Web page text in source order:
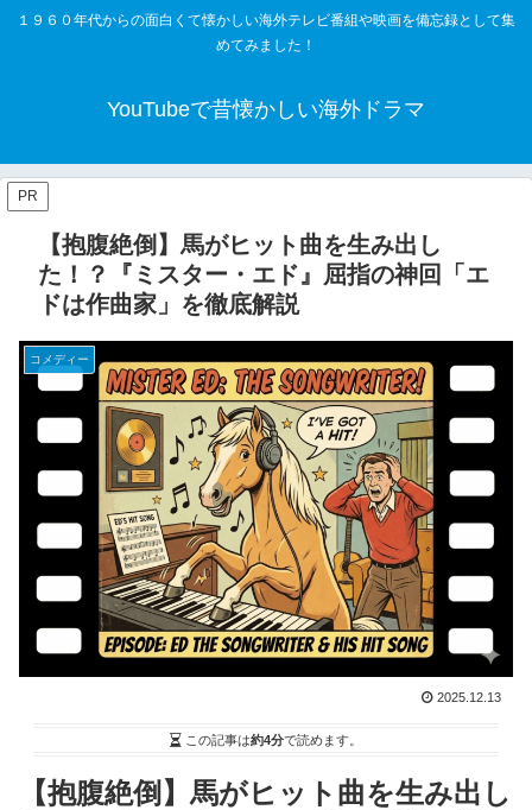
１９６０年代からの面白くて懐かしい海外テレビ番組や映画を備忘録として集
めてみました！
YouTubeで昔懐かしい海外ドラマ
PR
【抱腹絶倒】馬がヒット曲を生み出し
た！？『ミスター・エド』屈指の神回「エ
ドは作曲家」を徹底解説
コメディー
2025.12.13
この記事は約4分で読めます。
【抱腹絶倒】馬がヒット曲を生み出し